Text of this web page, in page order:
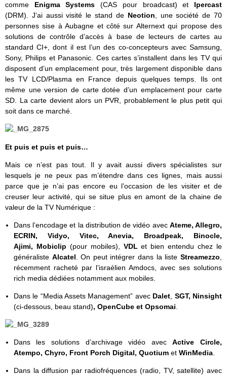
comme Enigma Systems (CAS pour broadcast) et Ipercast
(DRM). J’ai aussi visité le stand de Neotion, une société de 70
personnes sise à Aubagne et côté sur Alternext qui propose des
solutions de contrôle d’accès à base de lecteurs de cartes au
standard CI+, dont il est l’un des co-concepteurs avec Samsung,
Sony, Philips et Panasonic. Ces cartes s’installent dans les TV qui
disposent d’un emplacement pour, très largement disponible dans
les TV LCD/Plasma en France depuis quelques temps. Ils ont
même une version de carte dotée d’un emplacement pour carte
SD. La carte devient alors un PVR, probablement le plus petit qui
soit dans ce marché.
Et puis et puis et puis…
Mais ce n’est pas tout. Il y avait aussi divers spécialistes sur
lesquels je ne peux pas m’étendre dans ces lignes, mais aussi
parce que je n’ai pas encore eu l’occasion de les visiter et de
creuser leur activité, qui se situe plus en amont de la chaine de
valeur de la TV Numérique :
Dans l’encodage et la distribution de vidéo avec Ateme, Allegro,
ECRIN,
Vidyo, Vitec,Anevia, Broadpeak, Binocle,
Ajimi, Mobiclip (pour mobiles), VDL et bien entendu chez le
généraliste Alcatel . On peut intégrer dans la listeStreamezzo
récemment racheté par l’israélien Amdocs, avec ses solutions
rich media dédiées notamment aux mobiles.
Dans le “Media Assets Management” avec Dalet SGT, Ninsight
(ci-dessous, beau stand), OpenCube et Opsomai
Dans les solutions d’archivage vidéo avecActive Circle,
Atempo, Chyro, Front Porch Digital, Quotium etWinMedia.
Dans la diffusion par radiofréquences (radio, TV, satellite) avec